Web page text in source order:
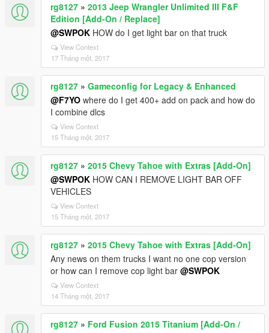
rg8127 » 2013 Jeep Wrangler Unlimited III F&F
Edition [Add-On / Replace]
@SWPOK HOW do I get light bar on that truck
View Context
17 Tháng một, 2017
rg8127 » Gameconfig for Legacy & Enhanced
@F7YO where do I get 400+ add on pack and how do
I combine dlcs
View Context
15 Tháng một, 2017
rg8127 » 2015 Chevy Tahoe with Extras [Add-On]
@SWPOK HOW CAN I REMOVE LIGHT BAR OFF
VEHICLES
View Context
15 Tháng một, 2017
rg8127 » 2015 Chevy Tahoe with Extras [Add-On]
Any news on them trucks I want no one cop version
or how can I remove cop light bar @SWPOK
View Context
14 Tháng một, 2017
rg8127 » Ford Fusion 2015 Titanium [Add-On /